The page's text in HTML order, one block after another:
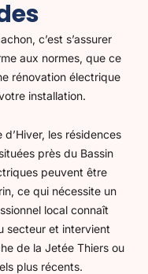
c’est s’assurer
aux normes, que ce
rénovation électrique
installation.
d’Hiver, les résidences
près du Bassin
peuvent être
ce qui nécessite un
local connaît
secteur et intervient
de la Jetée Thiersou
plus récents.